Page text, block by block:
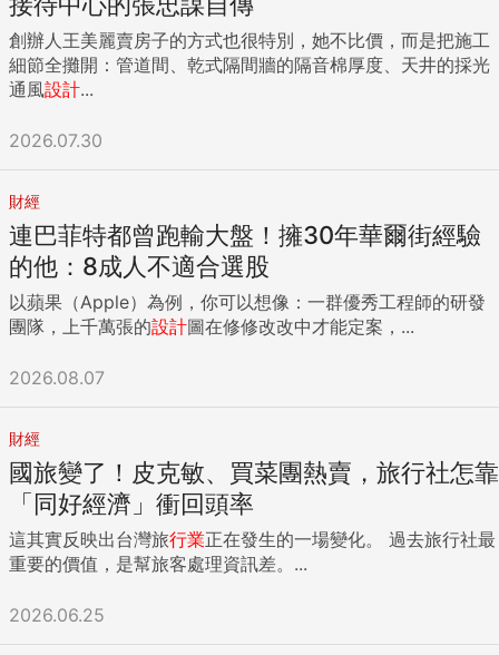
創辦人王美麗賣房子的方式也很特別，她不比價，而是把施工
細節全攤開：管道間、乾式隔間牆的隔音棉厚度、天井的採光
通風設計...
2026.07.30
財經
連巴菲特都曾跑輸大盤！擁30年華爾街經驗
的他：8成人不適合選股
以蘋果（Apple）為例，你可以想像：一群優秀工程師的研發
團隊，上千萬張的設計圖在修修改改中才能定案，...
2026.08.07
財經
國旅變了！皮克敏、買菜團熱賣，旅行社怎靠
「同好經濟」衝回頭率
這其實反映出台灣旅行業正在發生的一場變化。 過去旅行社最
重要的價值，是幫旅客處理資訊差。...
2026.06.25